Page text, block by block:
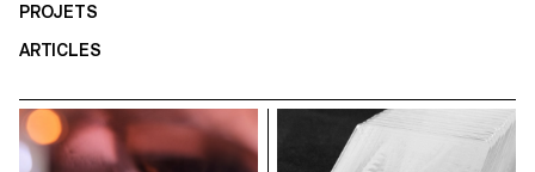
PROJETS
ARTICLES